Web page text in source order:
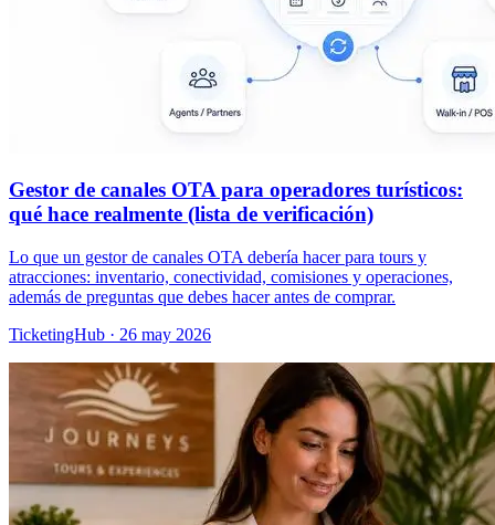
Gestor de canales OTA para operadores turísticos:
qué hace realmente (lista de verificación)
Lo que un gestor de canales OTA debería hacer para tours y
atracciones: inventario, conectividad, comisiones y operaciones,
además de preguntas que debes hacer antes de comprar.
TicketingHub · 26 may 2026